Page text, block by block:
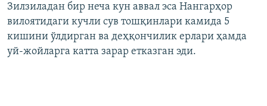
Зилзиладан бир неча кун аввал эса Нангарҳор
вилоятидаги кучли сув тошқинлари камида 5
кишини ўлдирган ва деҳқончилик ерлари ҳамда
уй-жойларга катта зарар етказган эди.